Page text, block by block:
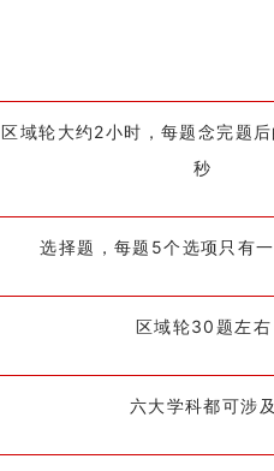
区域轮大约2小时，每题念完题
秒
选择题，每题5个选项只有
区域轮30题左右
六大学科都可涉